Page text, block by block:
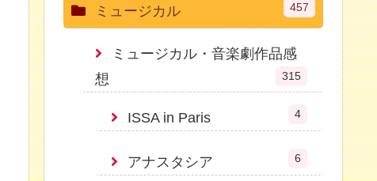
ミュージカル 457
ミュージカル・音楽劇作品感
想
315
ISSA in Paris 4
アナスタシア 6